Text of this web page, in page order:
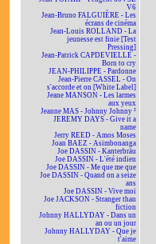
V6
Jean-Bruno FALGUIÈRE - Les
écrans de cinéma
Jean-Louis ROLLAND - La
jeunesse est finie [Test
Pressing]
Jean-Patrick CAPDEVIELLE -
Born to cry
JEAN-PHILIPPE - Pardonne
Jean-Pierre CASSEL - On
s'accorde et on [White Label]
Jeane MANSON - Les larmes
aux yeux
Jeanne MAS - Johnny Johnny ²
JEREMY DAYS - Give it a
name
Jerry REED - Amos Moses
Joan BAEZ - Asimbonanga
Joe DASSIN - Kanterbräu
Joe DASSIN - L'été indien
Joe DASSIN - Me que me que
Joe DASSIN - Quand on a seize
ans
Joe DASSIN - Vive moi
Joe JACKSON - Stranger than
fiction
Johnny HALLYDAY - Dans un
an ou un jour
Johnny HALLYDAY - Que je
t'aime